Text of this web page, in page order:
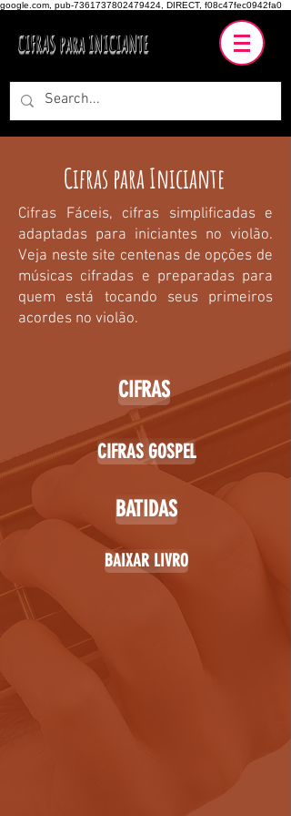
google.com, pub-7361737802479424, DIRECT, f08c47fec0942fa0
CIFRAS para INICIANTE
Cifras para Iniciante
Cifras Fáceis, cifras simplificadas e
adaptadas para iniciantes no violão.
Veja neste site centenas de opções de
músicas cifradas e preparadas para
quem está tocando seus primeiros
acordes no violão.
CIFRAS
CIFRAS GOSPEL
BATIDAS
BAIXAR LIVRO